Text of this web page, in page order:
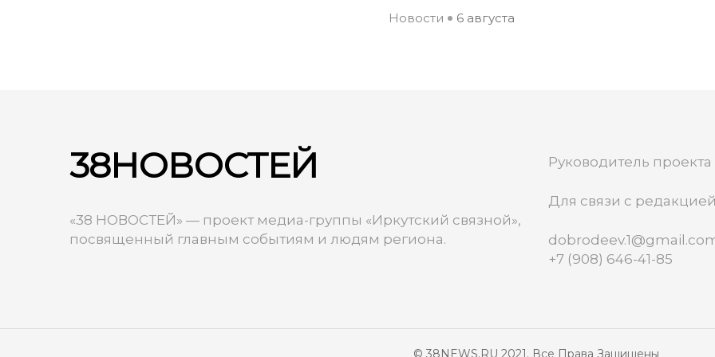
Новости
6 августа
38НОВОСТЕЙ
«38 НОВОСТЕЙ» — проект медиа-группы «Иркутский связной»,
посвященный главным событиям и людям региона.
Руководитель
Для связи с
+7 (908) 646-41-85
© 38NEWS.RU 2021. Все Права Защищены